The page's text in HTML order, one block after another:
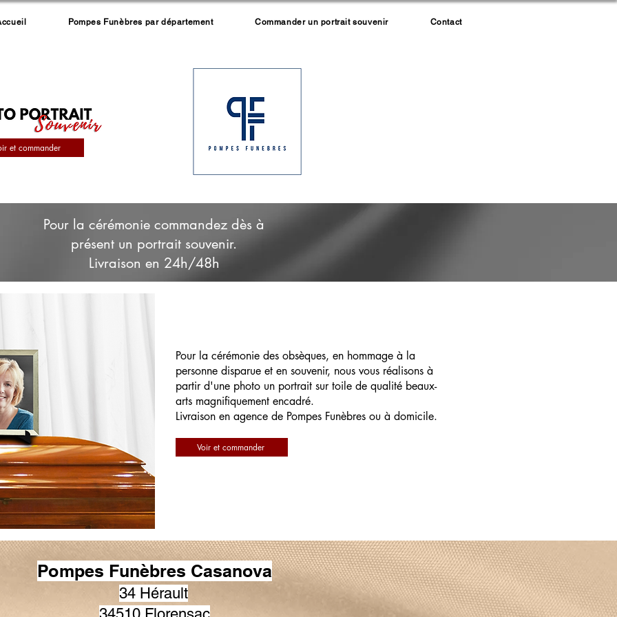
Pompes Funèbres par département Commander un portrait souvenir Contact
et commander
Pour la cérémonie commandez dès à
présent un portrait souvenir.
Livraison en 24h/48h
Pour la cérémonie des obsèques, en hommage à la
personne disparue et en souvenir, nous vous réalisons à
partir d'une photo un portrait sur toile de qualité beaux-
arts magnifiquement encadré.
Livraison en agence de Pompes Funèbres ou à domicile.
Voir et commander
Pompes Funèbres Casanova
34 Hérault